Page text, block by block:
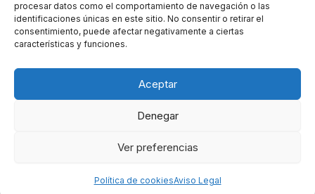
procesar datos como el comportamiento de navegación o las
identificaciones únicas en este sitio. No consentir o retirar el
consentimiento, puede afectar negativamente a ciertas
características y funciones.
Aceptar
Denegar
Ver preferencias
Política de cookiesAviso Legal
Grupo de Ingeniería de Organización. Despachos A-126.
Escuela Técnica Superior de Ingenieros de Telecomunicación.Avenida
Complutense 30, Ciudad Universitaria. 28040 Madrid.Tfnos: +34 91
E-mail:master.gio.secretaria@upm.es
Aviso Legal